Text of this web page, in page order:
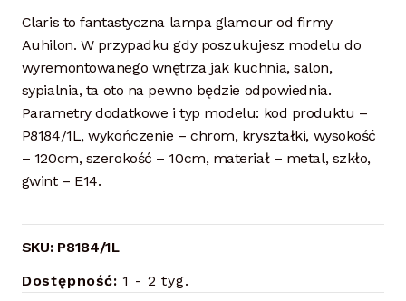
Claris to fantastyczna lampa glamour od firmy
Auhilon. W przypadku gdy poszukujesz modelu do
wyremontowanego wnętrza jak kuchnia, salon,
sypialnia, ta oto na pewno będzie odpowiednia.
Parametry dodatkowe i typ modelu: kod produktu –
P8184/1L, wykończenie – chrom, kryształki, wysokość
– 120cm, szerokość – 10cm, materiał – metal, szkło,
gwint – E14.
SKU: P8184/1L
Dostępność: 1 - 2 tyg.